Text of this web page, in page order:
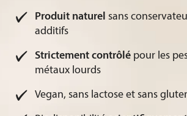
Produit naturel sans
additifs
Strictement contrôlé pour les
métaux lourds
Vegan, sans lactose et sans